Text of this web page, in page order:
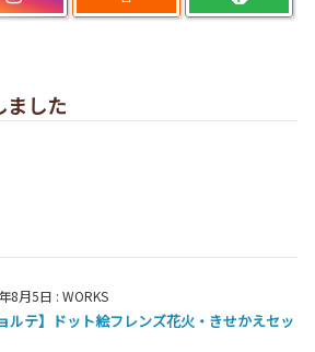
ました
8月5日 : WORKS
ルテ】ドット絵フレンズ花火・きせかえセッ